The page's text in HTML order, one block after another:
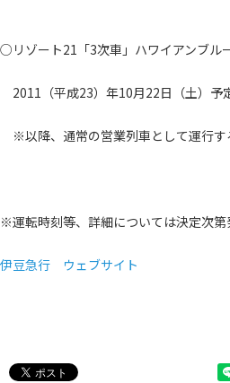
○リゾート21「3次車」ハワイアンブル
2011（平成23）年10月22日（土）予
※以降、通常の営業列車として運行す
※運転時刻等、詳細については決定次第
伊豆急行 ウェブサイト